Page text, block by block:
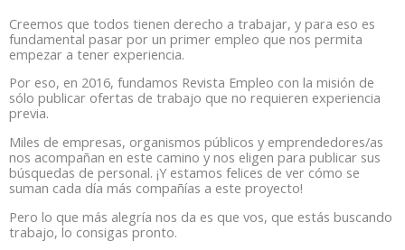
Creemos que todos tienen derecho a trabajar, y para eso es
fundamental pasar por un primer empleo que nos permita
empezar a tener experiencia.
Por eso, en 2016, fundamos Revista Empleo con la misión de
sólo publicar ofertas de trabajo que no requieren experiencia
previa.
Miles de empresas, organismos públicos y emprendedores/as
nos acompañan en este camino y nos eligen para publicar sus
búsquedas de personal. ¡Y estamos felices de ver cómo se
suman cada día más compañías a este proyecto!
Pero lo que más alegría nos da es que vos, que estás buscando
trabajo, lo consigas pronto.